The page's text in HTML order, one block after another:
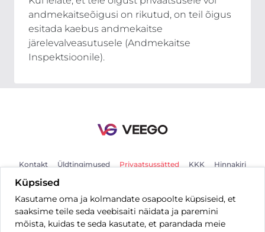
andmekaitseõigusi on rikutud, on teil õigus
esitada kaebus andmekaitse
järelevalveasutusele (Andmekaitse
Inspektsioonile).
Küpsised
Kasutame oma ja kolmandate osapoolte küpsiseid, et
saaksime teile seda veebisaiti näidata ja paremini
mõista, kuidas te seda kasutate, et parandada meie
Kontakt Üldtingimused Privaatsussätted KKK Hinnakiri
ET